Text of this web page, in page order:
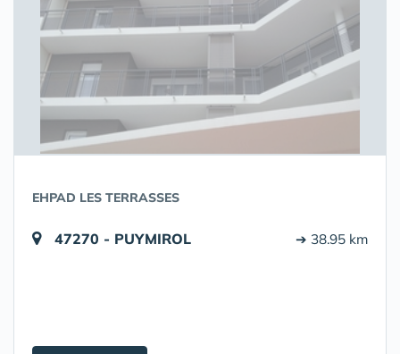
EHPAD LES TERRASSES
47270 - PUYMIROL ➔ 38.95 km